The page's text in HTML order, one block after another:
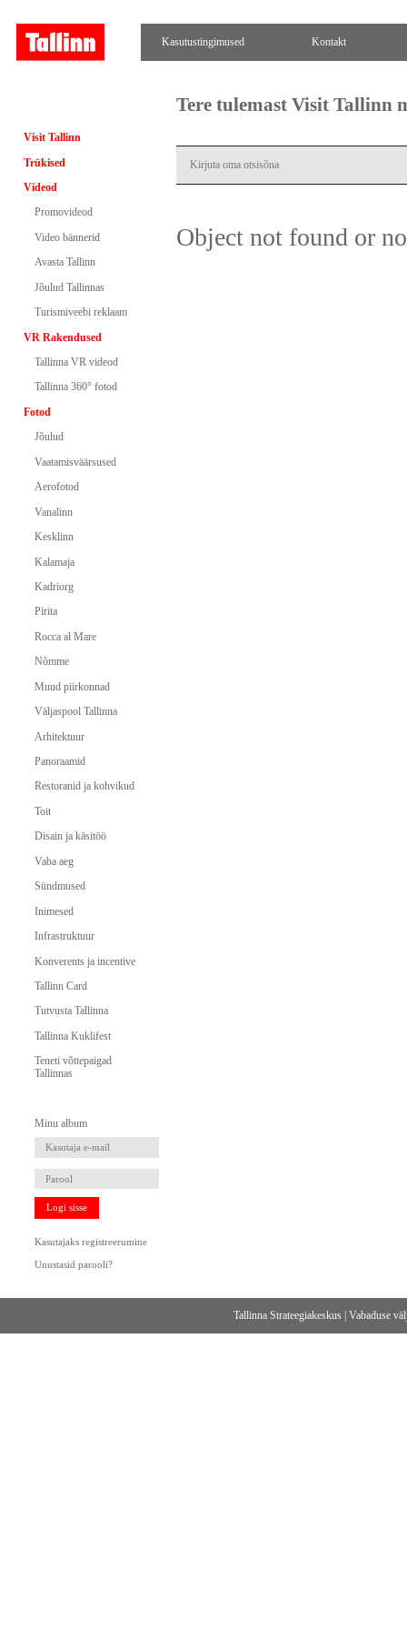
Kasutustingimused Kontakt
Visit Tallinn
Trükised
Videod
Promovideod
Video bännerid
Avasta Tallinn
Jõulud Tallinnas
Turismiveebi reklaam
VR Rakendused
Tallinna VR videod
Tallinna 360° fotod
Fotod
Jõulud
Vaatamisväärsused
Aerofotod
Vanalinn
Kesklinn
Kalamaja
Kadriorg
Pirita
Rocca al Mare
Nõmme
Muud piirkonnad
Väljaspool Tallinna
Arhitektuur
Panoraamid
Restoranid ja kohvikud
Toit
Disain ja käsitöö
Vaba aeg
Sündmused
Inimesed
Infrastruktuur
Konverents ja incentive
Tallinn Card
Tutvusta Tallinna
Tallinna Kuklifest
Teneti võttepaigad
Tallinnas
Minu album
Logi sisse
Kasutajaks registreerumine
Unustasid parooli?
Tere tulemast Visit Tallinn
Object not found or
Tallinna Strateegiakeskus |Vabaduse